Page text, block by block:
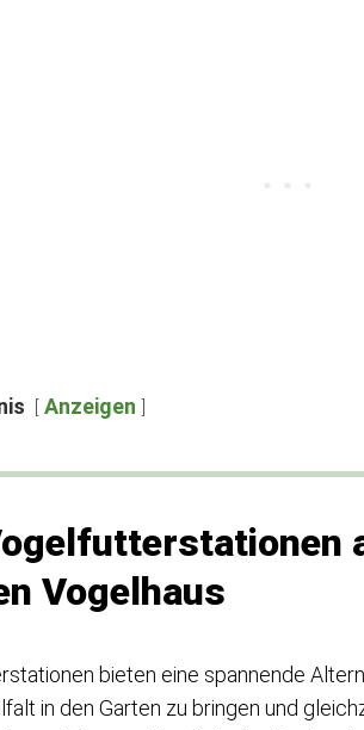
Anzeigen
Vogelhaus
bieten eine spannende
in den Garten zu bringen und